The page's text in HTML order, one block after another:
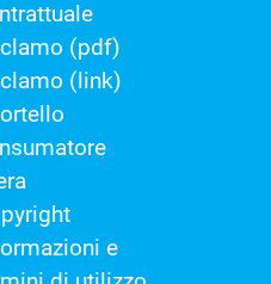
(pdf)
(link)
e